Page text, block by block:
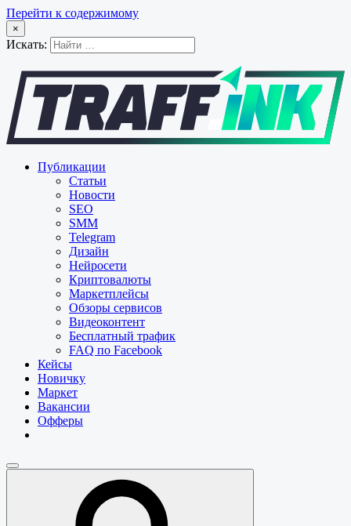
Перейти к содержимому
×
Искать:
Публикации
Статьи
Новости
SEO
SMM
Telegram
Дизайн
Нейросети
Криптовалюты
Маркетплейсы
Обзоры сервисов
Видеоконтент
Бесплатный трафик
FAQ по Facebook
Кейсы
Новичку
Маркет
Вакансии
Офферы